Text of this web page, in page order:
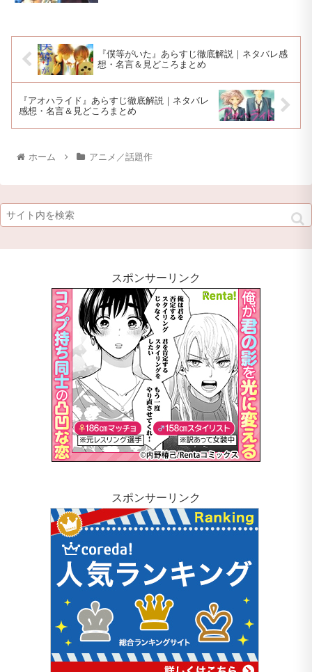
『僕等がいた』あらすじ徹底解説｜ネタバレ感
想・名言＆見どころまとめ
『アオハライド』あらすじ徹底解説｜ネタバレ
感想・名言＆見どころまとめ
ホーム アニメ／話題作
スポンサーリンク
スポンサーリンク